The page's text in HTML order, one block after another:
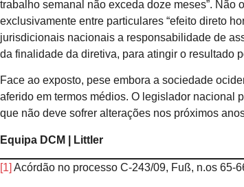
trabalho semanal não exceda doze meses”.
exclusivamente entre particulares “efeito direto
jurisdicionais nacionais a responsabilidade de
da finalidade da diretiva, para atingir o resultado
Face ao exposto, pese embora a sociedade
aferido em termos médios. O legislador nacional
que não deve sofrer alterações nos próximos
Equipa DCM | Littler
[1] Acórdão no processo C-243/09, Fuß, n.os 65-